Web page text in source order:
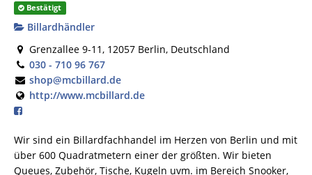
Bestätigt
Billardhändler
Grenzallee 9-11, 12057 Berlin, Deutschland
030 - 710 96 767
shop@mcbillard.de
http://www.mcbillard.de
Wir sind ein Billardfachhandel im Herzen von Berlin und mit
über 600 Quadratmetern einer der größten. Wir bieten
Queues, Zubehör, Tische, Kugeln uvm. im Bereich Snooker,